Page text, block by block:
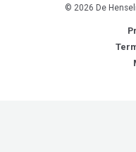
© 2026 De